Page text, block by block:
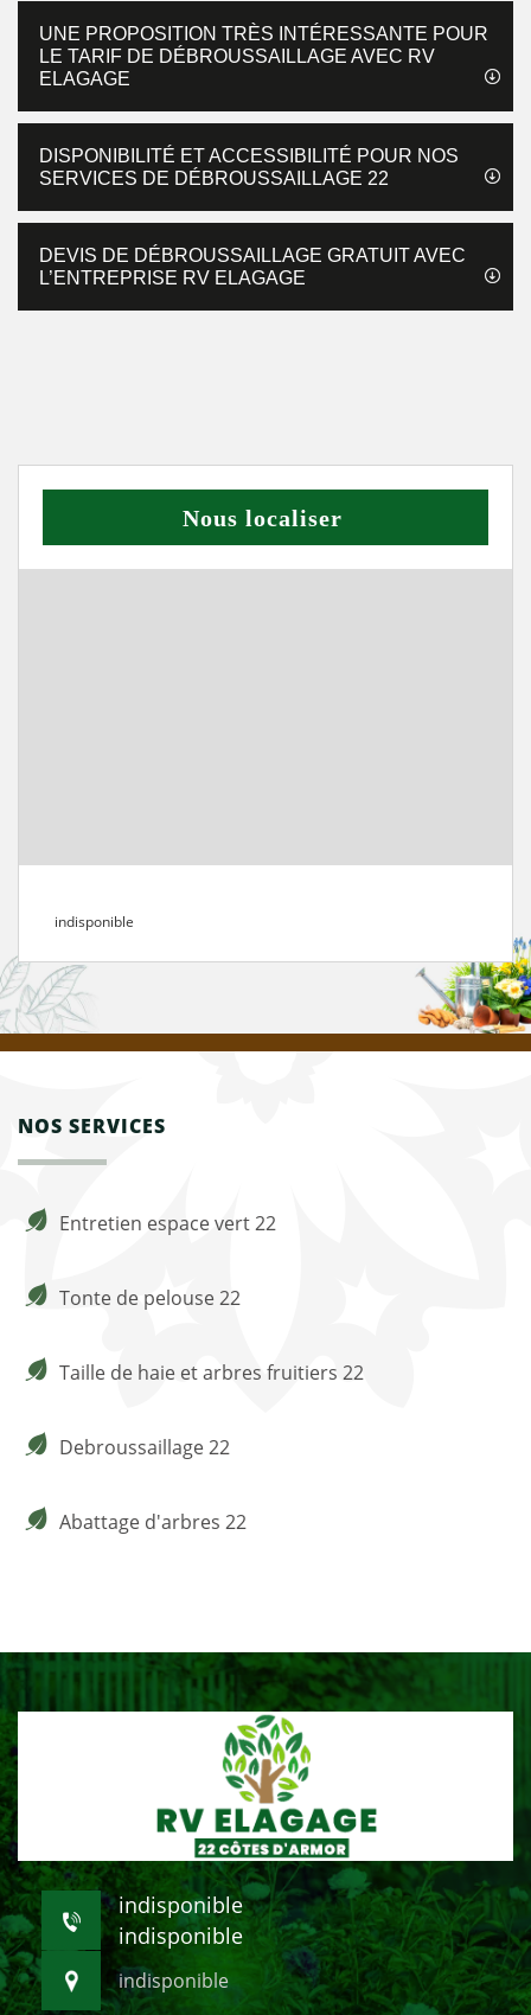
UNE PROPOSITION TRÈS INTÉRESSANTE POUR
LE TARIF DE DÉBROUSSAILLAGE AVEC RV
ELAGAGE
DISPONIBILITÉ ET ACCESSIBILITÉ POUR NOS
SERVICES DE DÉBROUSSAILLAGE 22
DEVIS DE DÉBROUSSAILLAGE GRATUIT AVEC
L’ENTREPRISE RV ELAGAGE
Nous localiser
indisponible
NOS SERVICES
Entretien espace vert 22
Tonte de pelouse 22
Taille de haie et arbres fruitiers 22
Debroussaillage 22
Abattage d'arbres 22
indisponible
indisponible
indisponible